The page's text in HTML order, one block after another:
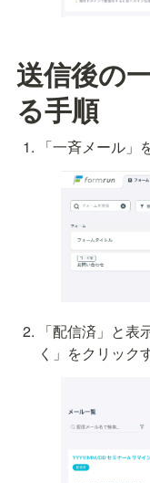
送信後の
る手順
「一斉メール」
「配信済」と
く」をクリック